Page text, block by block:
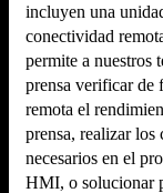
incluyen una
conectividad
permite a nuestros
prensa verificar de
remota el
prensa, realizar los
necesarios en el
HMI, o solucionar